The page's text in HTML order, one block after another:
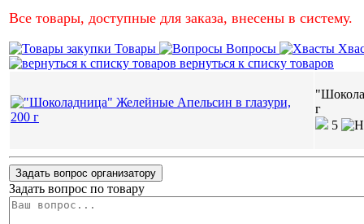
Все товары, доступные для заказа, внесены в систему.
Товары Вопросы
вернуться к списку товаров
г
5
Задать вопрос организатору
Задать вопрос по товару